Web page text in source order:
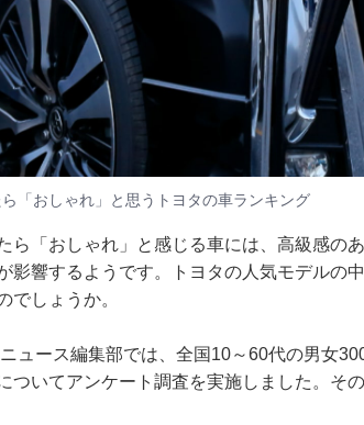
「おしゃれ」と思うトヨタの車ランキング
ら「おしゃれ」と感じる車には、高級感の
影響するようです。トヨタの人気モデルの
でしょうか。
ュース編集部では、全国10～60代の男女
ついてアンケート調査を実施しました。そ